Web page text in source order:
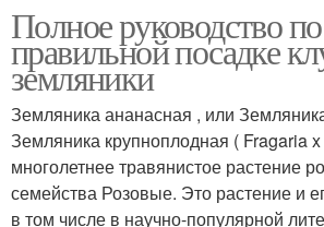
Полное руководство по
правильной посадке
земляники
Земляника ананасная , или
Земляника крупноплодная ( Fragaria
многолетнее травянистое растение
семейства Розовые. Это растение и
в том числе в научно-популярной